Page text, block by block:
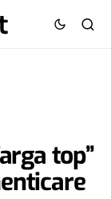
top”